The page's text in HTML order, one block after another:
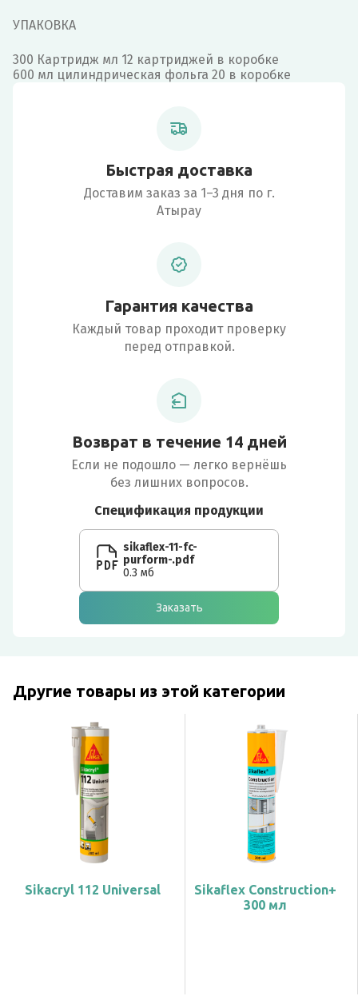
УПАКОВКА
300 Картридж мл 12 картриджей в коробке
600 мл цилиндрическая фольга 20 в коробке
Быстрая доставка
Доставим заказ за 1–3 дня по г.
Атырау
Гарантия качества
Каждый товар проходит проверку
перед отправкой.
Возврат в течение 14 дней
Если не подошло — легко вернёшь
без лишних вопросов.
Спецификация продукции
sikaflex-11-fc-
purform-.pdf
0.3 мб
Заказать
Другие товары из этой категории
Sikacryl 112 Universal
Sikaflex Construction+
300 мл